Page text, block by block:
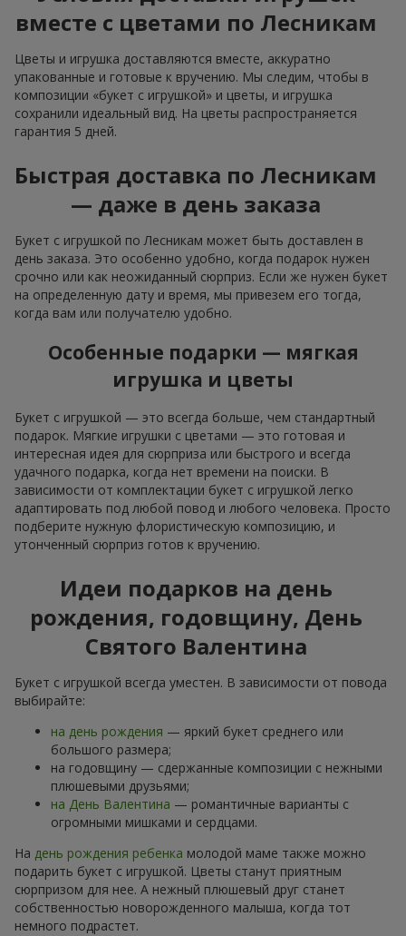
вместе с цветами по Лесникам
Цветы и игрушка доставляются вместе, аккуратно
упакованные и готовые к вручению. Мы следим, чтобы в
композиции «букет с игрушкой» и цветы, и игрушка
сохранили идеальный вид. На цветы распространяется
гарантия 5 дней.
Быстрая доставка по Лесникам
— даже в день заказа
Букет с игрушкой по Лесникам может быть доставлен в
день заказа. Это особенно удобно, когда подарок нужен
срочно или как неожиданный сюрприз. Если же нужен букет
на определенную дату и время, мы привезем его тогда,
когда вам или получателю удобно.
Особенные подарки — мягкая
игрушка и цветы
Букет с игрушкой — это всегда больше, чем стандартный
подарок. Мягкие игрушки с цветами — это готовая и
интересная идея для сюрприза или быстрого и всегда
удачного подарка, когда нет времени на поиски. В
зависимости от комплектации букет с игрушкой легко
адаптировать под любой повод и любого человека. Просто
подберите нужную флористическую композицию, и
утонченный сюрприз готов к вручению.
Идеи подарков на день
рождения, годовщину, День
Святого Валентина
Букет с игрушкой всегда уместен. В зависимости от повода
выбирайте:
на день рождения — яркий букет среднего или
большого размера;
на годовщину — сдержанные композиции с нежными
плюшевыми друзьями;
на День Валентина — романтичные варианты с
огромными мишками и сердцами.
На день рождения ребенка молодой маме также можно
подарить букет с игрушкой. Цветы станут приятным
сюрпризом для нее. А нежный плюшевый друг станет
собственностью новорожденного малыша, когда тот
немного подрастет.